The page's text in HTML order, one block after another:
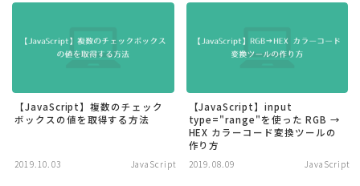
【ステップ３】さらに学びましょう
講座
講座を探す
【JavaScript】複数のチェック
ボックスの値を取得する方法
2019.10.03 JavaScript
【JavaScript】input
type="range"を使った RGB →
HEX カラーコード変換ツールの
作り方
2019.08.09 JavaScript